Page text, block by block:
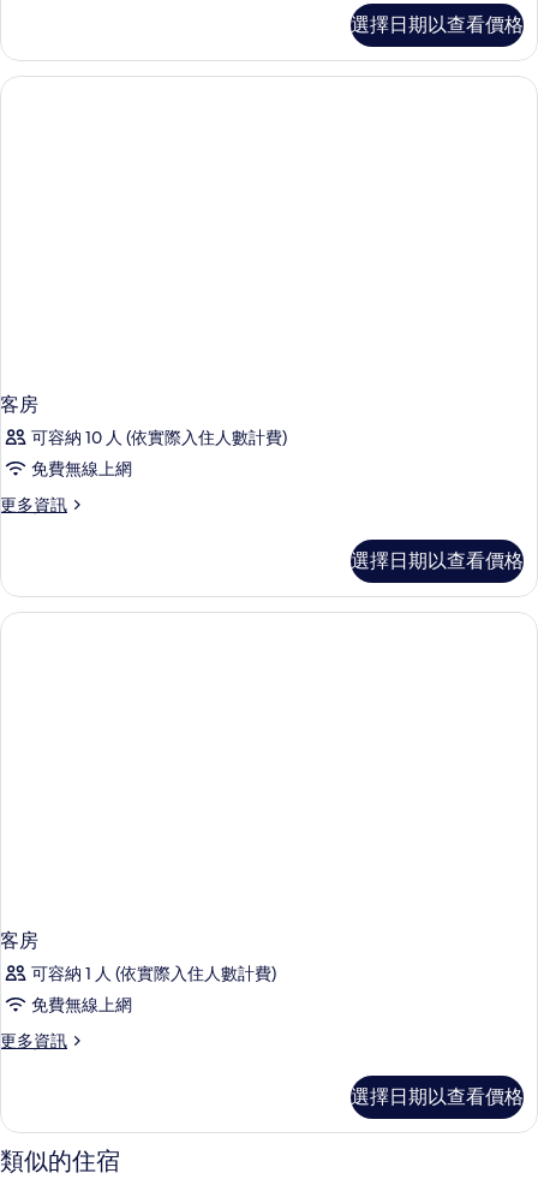
的
詳
情
選擇日期以查看價格
客房
可容納 10 人 (依實際入住人數計費)
免費無線上網
更多資訊
更
的
詳
情
選擇日期以查看價格
客房
可容納 1 人 (依實際入住人數計費)
免費無線上網
更多資訊
更
的
詳
情
選擇日期以查看價格
類似的住宿